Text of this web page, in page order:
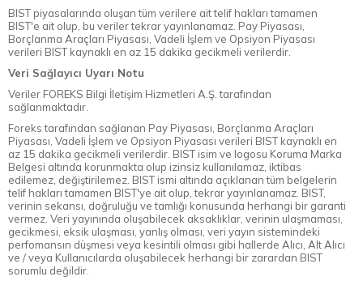
BIST piyasalarında oluşan tüm verilere ait telif hakları tamamen
BIST'e ait olup, bu veriler tekrar yayınlanamaz. Pay Piyasası,
Borçlanma Araçları Piyasası, Vadeli İşlem ve Opsiyon Piyasası
verileri BIST kaynaklı en az 15 dakika gecikmeli verilerdir.
Veri Sağlayıcı Uyarı Notu
Veriler FOREKS Bilgi İletişim Hizmetleri A.Ş. tarafından
sağlanmaktadır.
Foreks tarafından sağlanan Pay Piyasası, Borçlanma Araçları
Piyasası, Vadeli İşlem ve Opsiyon Piyasası verileri BIST kaynaklı en
az 15 dakika gecikmeli verilerdir. BIST isim ve logosu Koruma Marka
Belgesi altında korunmakta olup izinsiz kullanılamaz, iktibas
edilemez, değiştirilemez. BIST ismi altında açıklanan tüm belgelerin
telif hakları tamamen BIST'ye ait olup, tekrar yayınlanamaz. BIST,
verinin sekansı, doğruluğu ve tamlığı konusunda herhangi bir garanti
vermez. Veri yayınında oluşabilecek aksaklıklar, verinin ulaşmaması,
gecikmesi, eksik ulaşması, yanlış olması, veri yayın sistemindeki
perfomansın düşmesi veya kesintili olması gibi hallerde Alıcı, Alt Alıcı
ve / veya Kullanıcılarda oluşabilecek herhangi bir zarardan BIST
sorumlu değildir.